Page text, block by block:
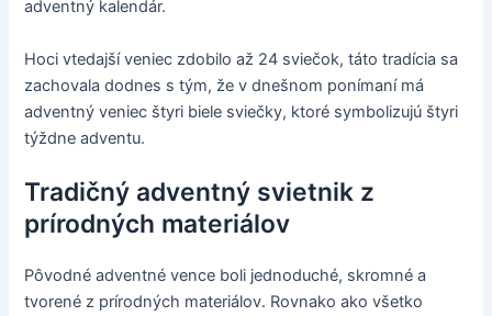
adventný kalendár.
Hoci vtedajší veniec zdobilo až 24 sviečok, táto tradícia sa
zachovala dodnes s tým, že v dnešnom ponímaní má
adventný veniec štyri biele sviečky, ktoré symbolizujú štyri
týždne adventu.
Tradičný adventný svietnik z
prírodných materiálov
Pôvodné adventné vence boli jednoduché, skromné a
tvorené z prírodných materiálov. Rovnako ako všetko